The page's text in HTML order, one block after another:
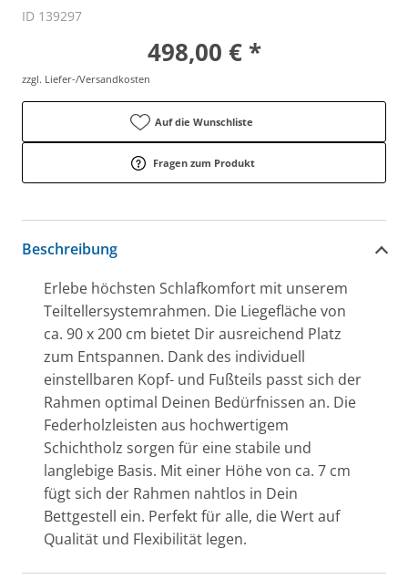
ID 139297
498,00 € *
zzgl. Liefer-/Versandkosten
Auf die Wunschliste
Fragen zum Produkt
Beschreibung
Erlebe höchsten Schlafkomfort mit unserem
Teiltellersystemrahmen. Die Liegefläche von
ca. 90 x 200 cm bietet Dir ausreichend Platz
zum Entspannen. Dank des individuell
einstellbaren Kopf- und Fußteils passt sich der
Rahmen optimal Deinen Bedürfnissen an. Die
Federholzleisten aus hochwertigem
Schichtholz sorgen für eine stabile und
langlebige Basis. Mit einer Höhe von ca. 7 cm
fügt sich der Rahmen nahtlos in Dein
Bettgestell ein. Perfekt für alle, die Wert auf
Qualität und Flexibilität legen.